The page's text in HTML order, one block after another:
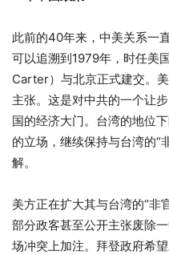
此前的40年来，中美关系一
可以追溯到1979年，时任美
Carter）与北京正式建交。
主张。这是对中共的一个让
国的经济大门。台湾的地位
的立场，继续保持与台湾的“
解。
美方正在扩大其与台湾的“非
部分政客甚至公开主张废除
场冲突上加注。拜登政府希